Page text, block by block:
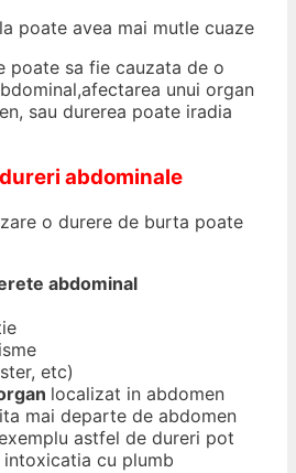
poate avea mai mutle cuaze
poate sa fie cauzata de o
unui organ
sau durerea poate iradia
abdominale
o durere de burta poate
abdominal
etc)
localizat in abdomen
mai departe de abdomen
astfel de dureri pot
intoxicatia cu plumb